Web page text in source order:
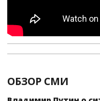
ОБЗОР СМИ